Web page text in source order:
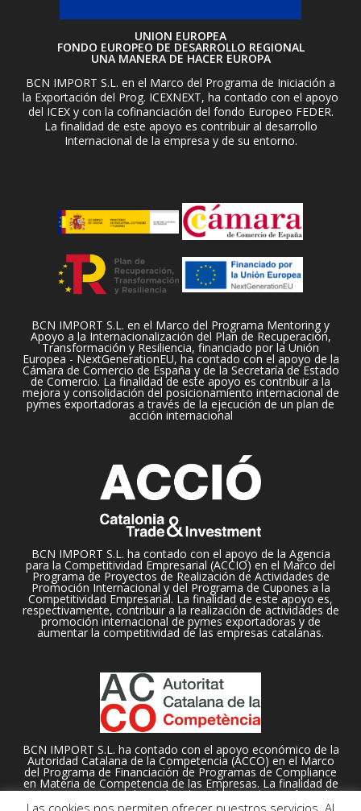
UNION EUROPEA
FONDO EUROPEO DE DESARROLLO REGIONAL
UNA MANERA DE HACER EUROPA
BCN IMPORT S.L. en el Marco del Programa de Iniciación a
la Exportación del Prog. ICEXNEXT, ha contado con el apoyo
del ICEX y con la cofinanciación del fondo Europeo FEDER.
La finalidad de este apoyo es contribuir al desarrollo
Internacional de la empresa y de su entorno.
BCN IMPORT S.L. en el Marco del Programa Mentoring y
Apoyo a la Internacionalización del Plan de Recuperación,
Transformación y Resiliencia, financiado por la Unión
Europea - NextGenerationEU, ha contado con el apoyo de la
Cámara de Comercio de España y de la Secretaría de Estado
de Comercio. La finalidad de este apoyo es contribuir a la
mejora y consolidación del posicionamiento internacional de
pymes exportadoras a través de la ejecución de un plan de
acción internacional
BCN IMPORT S.L. ha contado con el apoyo de la Agencia
para la Competitividad Empresarial (ACCIO) en el Marco del
Programa de Proyectos de Realización de Actividades de
Promoción Internacional y del Programa de Cupones a la
Competitividad Empresarial. La finalidad de este apoyo es,
respectivamente, contribuir a la realización de actividades de
promoción internacional de pymes exportadoras y de
aumentar la competitividad de las empresas catalanas.
BCN IMPORT S.L. ha contado con el apoyo económico de la
Autoridad Catalana de la Competencia (ACCO) en el Marco
del Programa de Financiación de Programas de Compliance
en Materia de Competencia de las Empresas. La finalidad de
este apoyo es contribuir a la adopción e implantación en la
organización empresarial de un programa de compliance o